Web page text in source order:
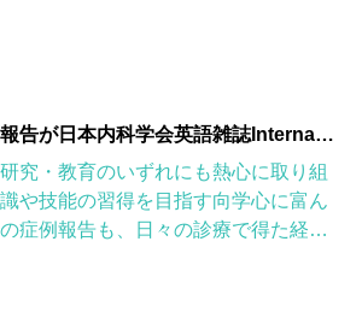
森岳雄助教の症例報告が日本内科学会英語雑誌Internal Medicineに掲載されました
究・教育のいずれにも熱心に取り組
や技能の習得を目指す向学心に富ん
症例報告も、日々の診療で得た経験